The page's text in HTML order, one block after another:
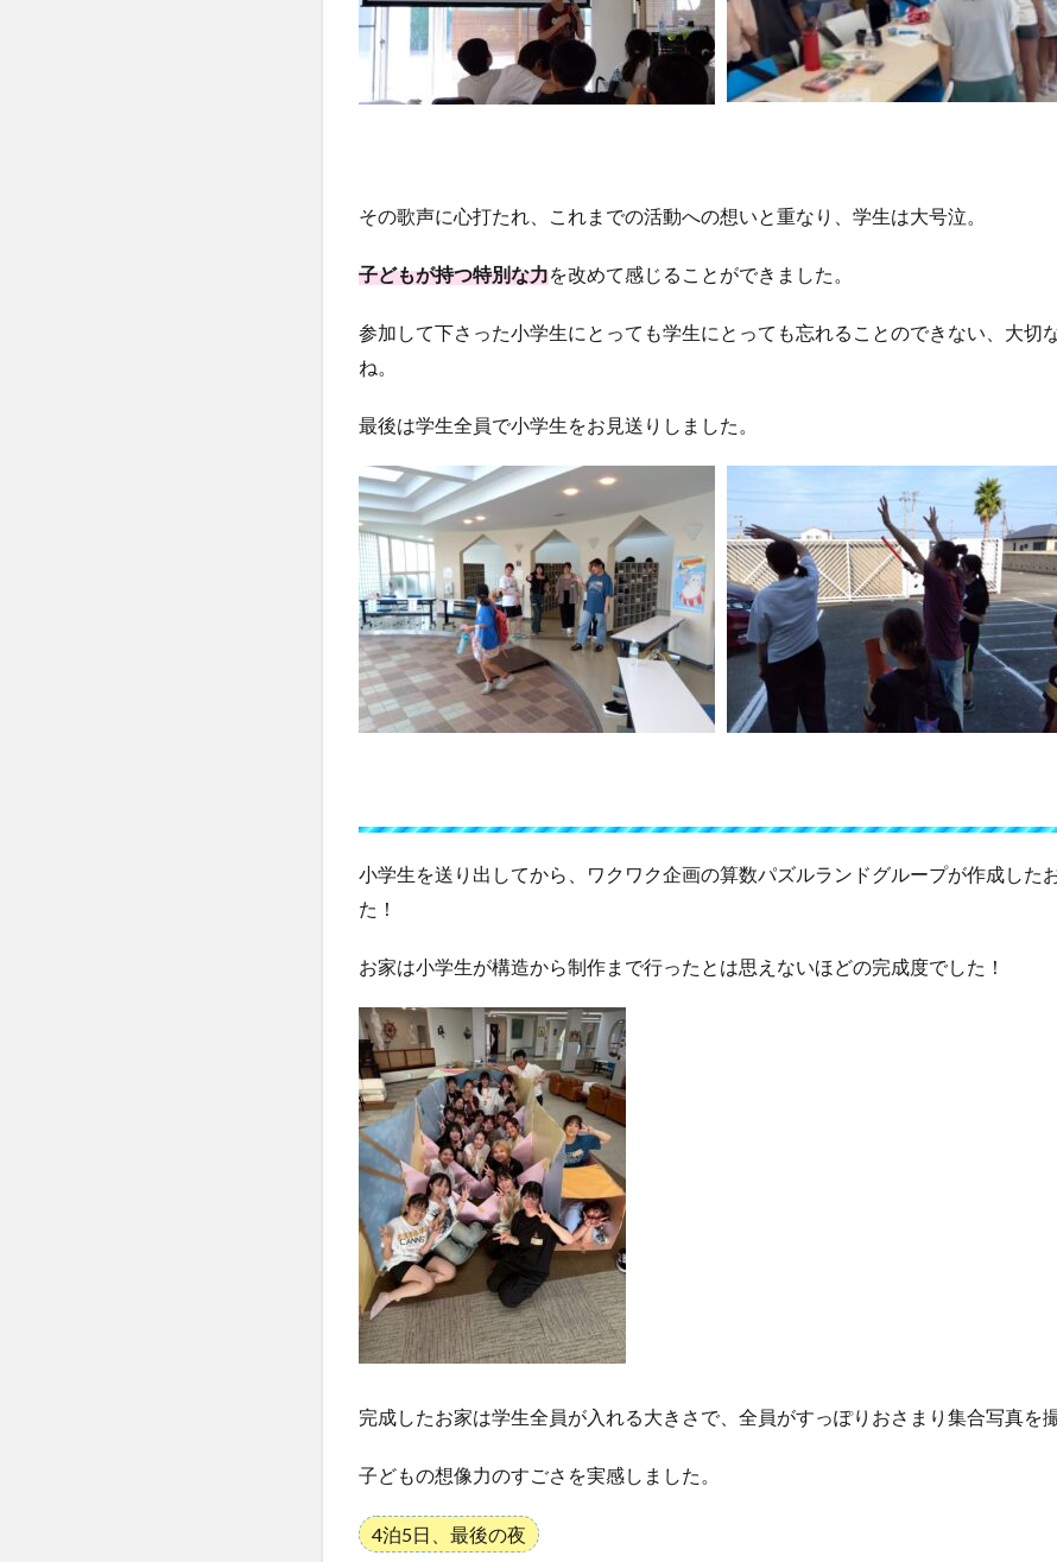
その歌声に心打たれ、これまでの活動への想いと重なり、学生は大号泣。
子どもが持つ特別な力を改めて感じることができました。
参加して下さった小学生にとっても学生にとっても忘れることのできない、大切
ね。
最後は学生全員で小学生をお見送りしました。
小学生を送り出してから、ワクワク企画の算数パズルランドグループが作成した
た！
お家は小学生が構造から制作まで行ったとは思えないほどの完成度でした！
完成したお家は学生全員が入れる大きさで、全員がすっぽりおさまり集合写真を
子どもの想像力のすごさを実感しました。
4泊5日、最後の夜